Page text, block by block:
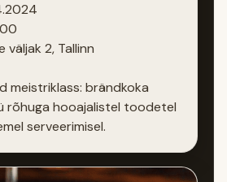
väljak 2, Tallinn
meistriklass: brändkoka
rõhuga hooajalistel toodetel
serveerimisel.